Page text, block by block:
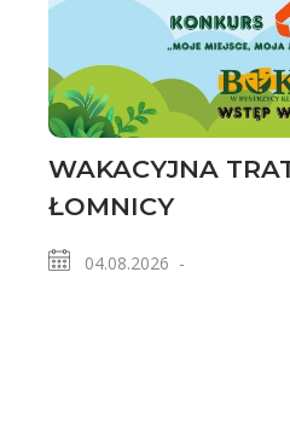
WAKACYJNA
ŁOMNICY
04.08.2026 -